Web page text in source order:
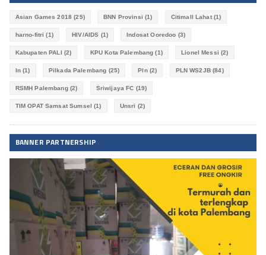
Asian Games 2018 (25) BNN Provinsi (1) Citimall Lahat(1)
harno-fitri (1) HIV/AIDS (1) Indosat Ooredoo (3)
Kabupaten PALI (2) KPU Kota Palembang (1) Lionel Messi (2)
ln (1) Pilkada Palembang (25) Pln(2) PLN WS2JB(84)
RSMH Palembang(2) Sriwijaya FC (19)
TIM OPAT Samsat Sumsel (1) Unsri (2)
BANNER PARTNERSHIP